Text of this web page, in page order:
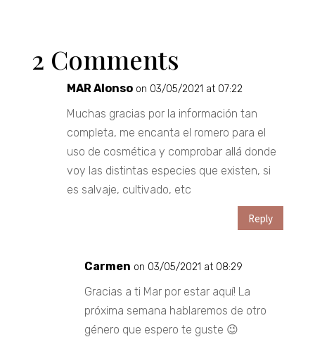
2 Comments
MAR Alonso on 03/05/2021 at 07:22
Muchas gracias por la información tan
completa, me encanta el romero para el
uso de cosmética y comprobar allá donde
voy las distintas especies que existen, si
es salvaje, cultivado, etc
Reply
Carmen on 03/05/2021 at 08:29
Gracias a ti Mar por estar aquí! La
próxima semana hablaremos de otro
género que espero te guste 😉